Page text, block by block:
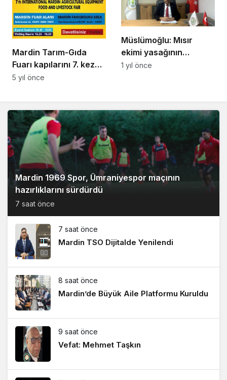
Mardin Tarım-Gıda
Fuarı kapılarını 7. kez
açacak
5 yıl önce
Müslümoğlu: Mısır
ekimi yasağının
kaldırılmasını talep
1 yıl önce
Mardin 1969 Spor, Ümraniyespor maçının
hazırlıklarını sürdürdü
7 saat önce
7 saat önce
Mardin TSO Dijitalde Yenilendi
8 saat önce
Mardin’de Büyük Aile Platformu Kuruldu
9 saat önce
Vefat: Mehmet Taşkın